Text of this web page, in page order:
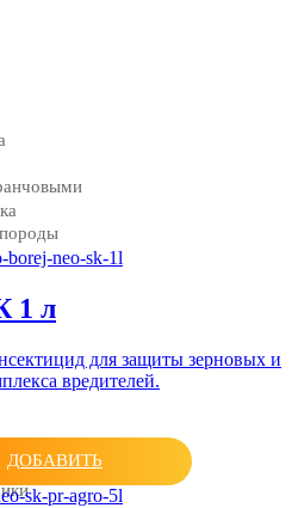
1 л
для защиты зерновых и
вредителей.
ДОБАВИТЬ